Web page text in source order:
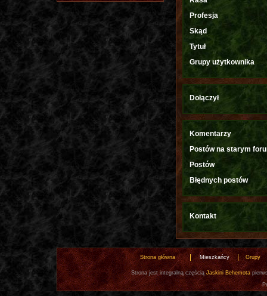
Profesja
Skąd
Tytuł
Grupy użytkownika
Dołączył
Komentarzy
Postów na starym
Postów
Błędnych postów
Kontakt
Strona główna Mieszkańcy Grupy
Strona jest integralną częścią Jaskini Behemota